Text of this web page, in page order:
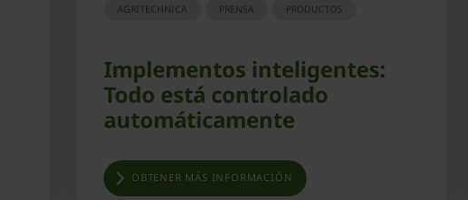
AGRITECHNICA PRENSA PRODUCTOS
Implementos inteligentes:
Todo está controlado
automáticamente
OBTENER MÁS INFORMACIÓN